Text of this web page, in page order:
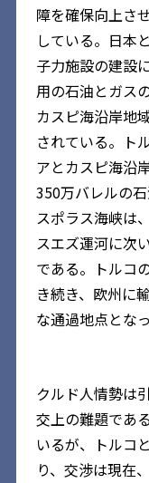
障を確保向上さ
している。日本
子力施設の建設
用の石油とガス
カスピ海沿岸地
されている。ト
アとカスピ海沿
350万バレルの
スポラス海峡は
スエズ運河に次
である。トルコ
き続き、欧州に
な通過地点とな
クルド人情勢は
交上の難題であ
いるが、トルコ
り、交渉は現在